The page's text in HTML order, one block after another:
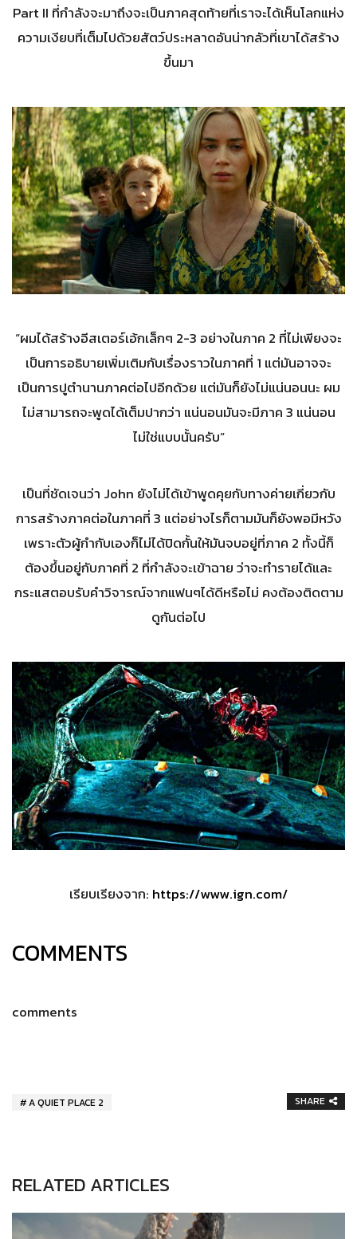
Part II ที่กำลังจะมาถึงจะเป็นภาคสุดท้ายที่เราจะได้เห็นโลกแห่ง
ความเงียบที่เต็มไปด้วยสัตว์ประหลาดอันน่ากลัวที่เขาได้สร้าง
ขึ้นมา
“ผมได้สร้างอีสเตอร์เอ้กเล็กๆ 2-3 อย่างในภาค 2 ที่ไม่เพียงจะ
เป็นการอธิบายเพิ่มเติมกับเรื่องราวในภาคที่ 1 แต่มันอาจจะ
เป็นการปูตำนานภาคต่อไปอีกด้วย แต่มันก็ยังไม่แน่นอนนะ ผม
ไม่สามารถจะพูดได้เต็มปากว่า แน่นอนมันจะมีภาค 3 แน่นอน
ไม่ใช่แบบนั้นครับ”
เป็นที่ชัดเจนว่า John ยังไม่ได้เข้าพูดคุยกับทางค่ายเกี่ยวกับ
การสร้างภาคต่อในภาคที่ 3 แต่อย่างไรก็ตามมันก็ยังพอมีหวัง
เพราะตัวผู้กำกับเองก็ไม่ได้ปิดกั้นให้มันจบอยู่ที่ภาค 2 ทั้งนี้ก็
ต้องขึ้นอยู่กับภาคที่ 2 ที่กำลังจะเข้าฉาย ว่าจะทำรายได้และ
กระแสตอบรับคำวิจารณ์จากแฟนๆได้ดีหรือไม่ คงต้องติดตาม
ดูกันต่อไป
เรียบเรียงจาก: https://www.ign.com/
COMMENTS
comments
A QUIET PLACE 2 SHARE
RELATED ARTICLES